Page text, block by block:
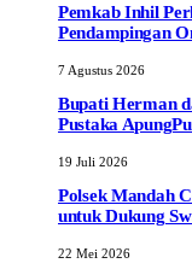
Pemkab Inhil
Pendampingan
7 Agustus 2026
Bupati Herman
Pustaka
19 Juli 2026
Polsek Mandah
untuk Dukung
22 Mei 2026